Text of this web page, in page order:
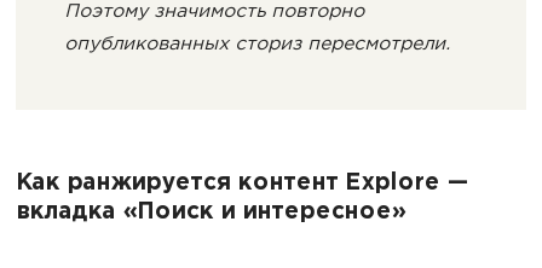
Поэтому значимость повторно
опубликованных сториз пересмотрели.
Как ранжируется контент Explore —
вкладка «Поиск и интересное»